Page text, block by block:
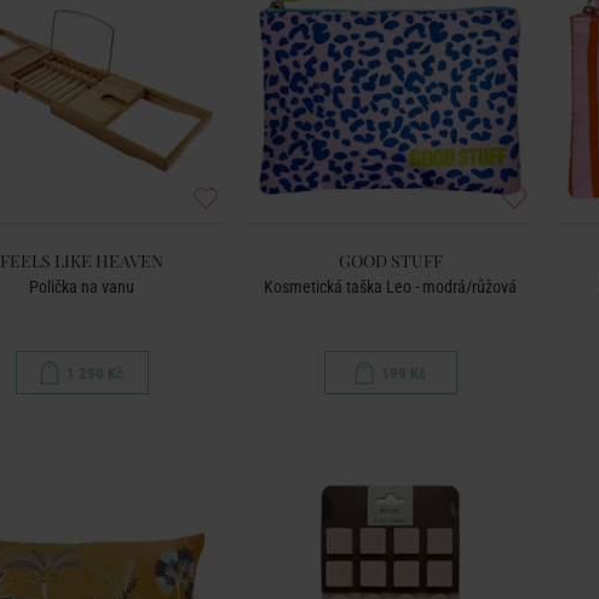
FEELS LIKE HEAVEN
Polička na vanu
1 290 Kč
GOOD STUFF
Kosmetická taška Leo - modrá/růžová
199 Kč